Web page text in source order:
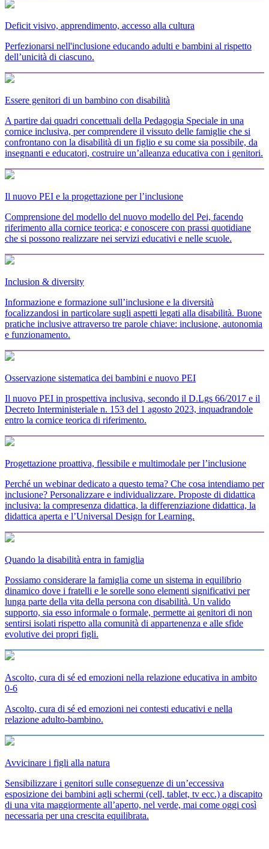
Deficit visivo, apprendimento, accesso alla cultura
Perfezionarsi nell'inclusione educando adulti e bambini al rispetto
dell’unicità di ciascuno.
Essere genitori di un bambino con disabilità
A partire dai quadri concettuali della Pedagogia Speciale in una
cornice inclusiva, per comprendere il vissuto delle famiglie che si
confrontano con la disabilità di un figlio e su come sia possibile, da
insegnanti e educatori, costruire un’alleanza educativa con i genitori.
Il nuovo PEI e la progettazione per l’inclusione
Comprensione del modello del nuovo modello del Pei, facendo
riferimento alla cornice teorica; e conoscere con prassi quotidiane
che si possono realizzare nei servizi educativi e nelle scuole.
Inclusion & diversity
Informazione e formazione sull’inclusione e la diversità
focalizzandosi in particolare sugli aspetti legati alla disabilità. Buone
pratiche inclusive attraverso tre parole chiave: inclusione, autonomia
e funzionamento.
Osservazione sistematica dei bambini e nuovo PEI
Il nuovo PEI in prospettiva inclusiva, secondo il D.Lgs 66/2017 e il
Decreto Interministeriale n. 153 del 1 agosto 2023, inquadrandole
entro la cornice teorica di riferimento.
Progettazione proattiva, flessibile e multimodale per l’inclusione
Perché un webinar dedicato a questo tema? Che cosa intendiamo per
inclusione? Personalizzare e individualizzare. Proposte di didattica
inclusiva: la compresenza didattica, la differenziazione didattica, la
didattica aperta e l’Universal Design for Learning.
Quando la disabilità entra in famiglia
Possiamo considerare la famiglia come un sistema in equilibrio
dinamico dove i fratelli e le sorelle sono elementi significativi per
lunga parte della vita della persona con disabilità. Un valido
supporto, sia esso informale o formale, permette ai genitori di non
sentirsi isolati rispetto alla comunità di appartenenza e alle sfide
evolutive dei propri figli.
Ascolto, cura di sé ed emozioni nella relazione educativa in ambito
0-6
Ascolto, cura di sé ed emozioni nei contesti educativi e nella
relazione adulto-bambino.
Avvicinare i figli alla natura
Sensibilizzare i genitori sulle conseguenze di un’eccessiva
esposizione dei bambini agli schermi (cell, tablet, tv ecc.) a discapito
di una vita maggiormente all’aperto, nel verde, mai come oggi così
necessaria per una crescita equilibrata.